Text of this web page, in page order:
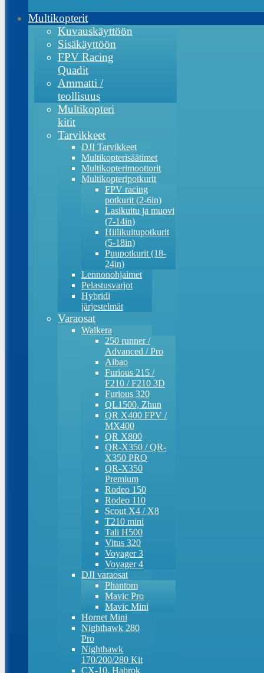
Multikopterit
Kuvauskäyttöön
Sisäkäyttöön
FPV Racing
Quadit
Ammatti /
teollisuus
Multikopteri
kitit
Tarvikkeet
DJI Tarvikkeet
Multikopterisäätimet
Multikopterimoottorit
Multikopteripotkurit
FPV racing
potkurit (2-6in)
Lasikuitu ja muovi
(7-14in)
Hiilikuitupotkurit
(5-18in)
Puupotkurit (18-
24in)
Lennonohjaimet
Pelastusvarjot
Hybridi
järjestelmät
Varaosat
Walkera
250 runner /
Advanced / Pro
Aibao
Furious 215 /
F210 / F210 3D
Furious 320
QL1500, Zhun
QR X400 FPV /
MX400
QR X800
QR-X350 / QR-
X350 PRO
QR-X350
Premium
Rodeo 150
Rodeo 110
Scout X4 / X8
T210 mini
Tali H500
Vitus 320
Voyager 3
Voyager 4
DJI varaosat
Phantom
Mavic Pro
Mavic Mini
Hornet Mini
Nighthawk 280
Pro
Nighthawk
170/200/280 Kit
CX-10, Habrok